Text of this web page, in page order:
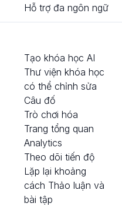
Hỗ trợ đa ngôn ngữ
Tạo khóa học AI
Thư viện khóa học
có thể chỉnh sửa
Câu đố
Trò chơi hóa
Trang tổng quan
Analytics
Theo dõi tiến độ
Lặp lại khoảng
cách Thảo luận và
bài tập